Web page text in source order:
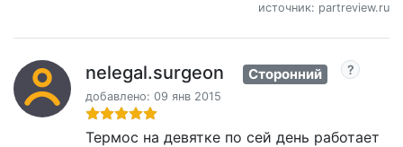
источник: partreview.ru
nelegal.surgeon Сторонний
добавлено: 09 янв 2015
Термос на девятке по сей день работает